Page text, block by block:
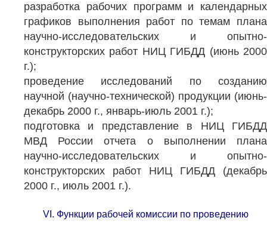
разработка рабочих программ и календарных
графиков выполнения работ по темам плана
научно-исследовательских и опытно-
конструкторских работ НИЦ ГИБДД (июнь 2000
г.);
проведение исследований по созданию
научной (научно-технической) продукции (июнь-
декабрь 2000 г., январь-июль 2001 г.);
подготовка и представление в НИЦ ГИБДД
МВД России отчета о выполнении плана
научно-исследовательских и опытно-
конструкторских работ НИЦ ГИБДД (декабрь
2000 г., июль 2001 г.).
VI. Функции рабочей комиссии по проведению